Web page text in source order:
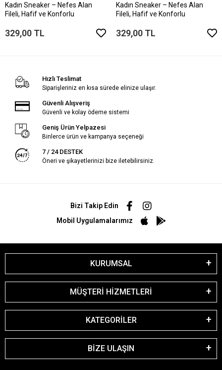
Kadın Sneaker – Nefes Alan
Fileli, Hafif ve Konforlu
329,00 TL
Kadın Sneaker – Nefes Alan
Fileli, Hafif ve Konforlu
329,00 TL
Hızlı Teslimat
Siparişleriniz en kısa sürede elinize ulaşır.
Güvenli Alışveriş
Güvenli ve kolay ödeme sistemi
Geniş Ürün Yelpazesi
Binlerce ürün ve kampanya seçeneği
7 / 24 DESTEK
Öneri ve şikayetlerinizi bize iletebilirsiniz.
Bizi Takip Edin
Mobil Uygulamalarımız
KURUMSAL
MÜŞTERİ HİZMETLERİ
KATEGORİLER
BİZE ULAŞIN